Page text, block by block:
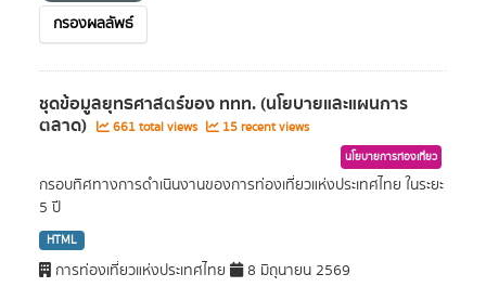
กรองผลลัพธ์
ชุดข้อมูลยุทธศาสตร์ของ ททท. (นโยบายและแผนการ
ตลาด) 661 total views 15 recent views
นโยบายการท่องเที่ยว
กรอบทิศทางการดำเนินงานของการท่องเที่ยวแห่งประเทศไทย ในระยะ
5 ปี
HTML
การท่องเที่ยวแห่งประเทศไทย 8 มิถุนายน 2569